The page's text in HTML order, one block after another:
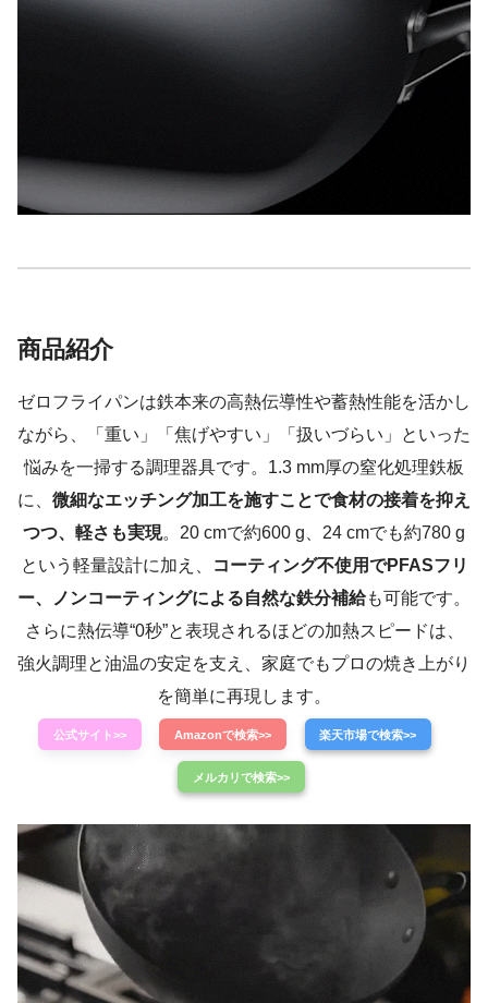
商品紹介
ゼロフライパンは鉄本来の高熱伝導性や蓄熱性能を活かし
ながら、「重い」「焦げやすい」「扱いづらい」といった
悩みを一掃する調理器具です。1.3 mm厚の窒化処理鉄板
に、 微細なエッチング加工を施すことで食材の接着を抑え
つつ、軽さも実現。20 cmで約600 g、24 cmでも約780 g
という軽量設計に加え、
コーティング不使用でPFASフリ
ー、ノンコーティングによる自然な鉄分補給も可能です。
さらに熱伝導“0秒”と表現されるほどの加熱スピードは、
強火調理と油温の安定を支え、家庭でもプロの焼き上がり
を簡単に再現します。
公式サイト>> Amazonで検索>> 楽天市場で検索>>
メルカリで検索>>